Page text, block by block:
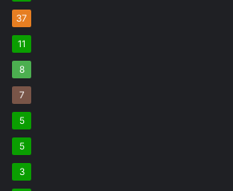
37
11
8
7
5
5
3